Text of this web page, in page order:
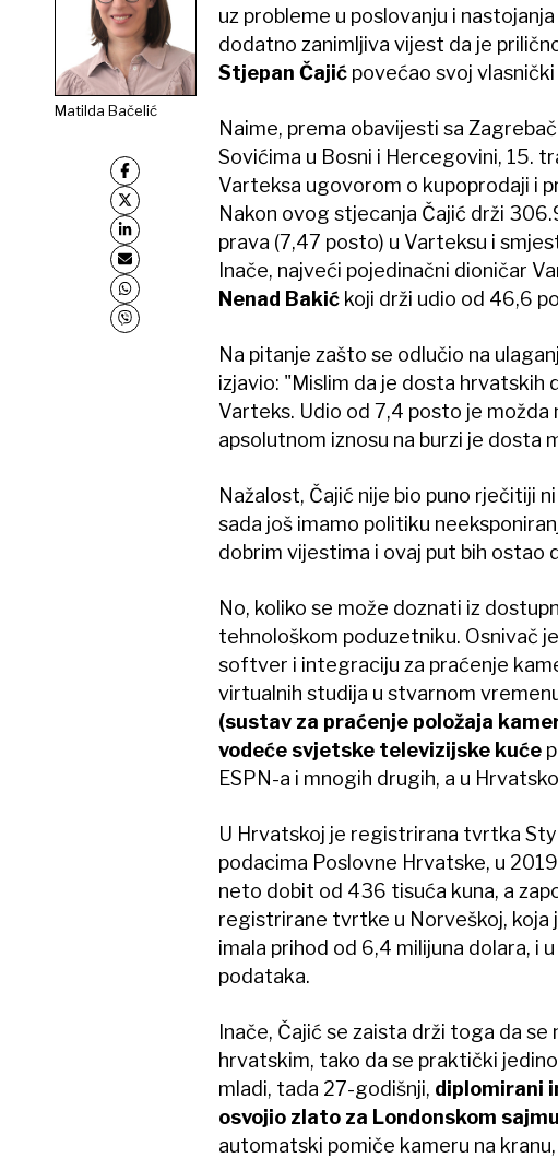
Matilda Bačelić
uz probleme u poslovanju i
dodatno zanimljiva vijest da je
Stjepan Čajićpovećao svoj vlasnički
Naime, prema obavijesti sa
Sovićima u Bosni i Hercegovini, 15.
Varteksa ugovorom o kupoprodaji i
Nakon ovog stjecanja Čajić drži
prava (7,47 posto) u Varteksu i
Inače, najveći pojedinačni dioničar
Nenad Bakićkoji drži udio od 46,6
Na pitanje zašto se odlučio na
izjavio: "Mislim da je dosta hrvatskih
Varteks. Udio od 7,4 posto je
apsolutnom iznosu na burzi je dosta
Nažalost, Čajić nije bio puno rječitiji
sada još imamo politiku
dobrim vijestima i ovaj put bih ostao
No, koliko se može doznati iz
tehnološkom poduzetniku. Osnivač
softver i integraciju za praćenje
virtualnih studija u stvarnom
(sustav za praćenje položaja
vodeće svjetske televizijske kuće
ESPN-a i mnogih drugih, a u
U Hrvatskoj je registrirana tvrtka
podacima Poslovne Hrvatske, u
neto dobit od 436 tisuća kuna, a
registrirane tvrtke u Norveškoj, koja
imala prihod od 6,4 milijuna dolara, i
podataka.
Inače, Čajić se zaista drži toga da
hrvatskim, tako da se praktički
mladi, tada 27-godišnji, diplomirani
osvojio zlato za Londonskom
automatski pomiče kameru na